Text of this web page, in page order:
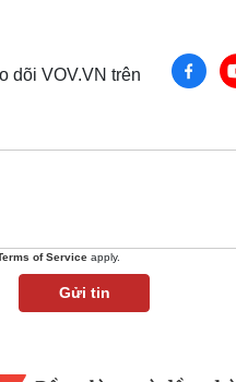
dõi VOV.VN trên
of Service apply.
Gửi tin